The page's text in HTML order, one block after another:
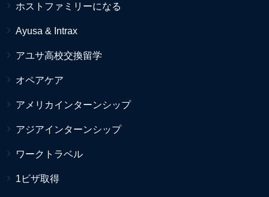
ホストファミリーになる
Ayusa & Intrax
アユサ高校交換留学
オペアケア
アメリカインターンシップ
アジアインターンシップ
ワークトラベル
1ビザ取得